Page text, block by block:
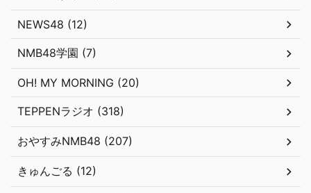
NEWS48 (12)
NMB48学園 (7)
OH! MY MORNING (20)
TEPPENラジオ (318)
おやすみNMB48 (207)
きゅんごる (12)